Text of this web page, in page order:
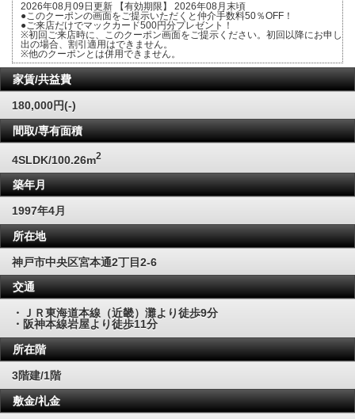
2026年08月09日更新 【有効期限】 2026年08月末頃
●このクーポンの画面をご提示いただくと仲介手数料50％OFF！
●ご来店だけでマックカード500円分プレゼント！
※初回ご来店時に、このクーポン画面をご提示ください。初回以降にお申し
出の場合、割引適用はできません。
※他のクーポンとは併用できません。
家賃/共益費
180,000円(-)
間取/専有面積
4SLDK/100.26m2
築年月
1997年4月
所在地
神戸市中央区宮本通2丁目2-6
交通
・ＪＲ東海道本線（近畿）灘より徒歩9分
・阪神本線岩屋より徒歩11分
所在階
3階建/1階
敷金/礼金